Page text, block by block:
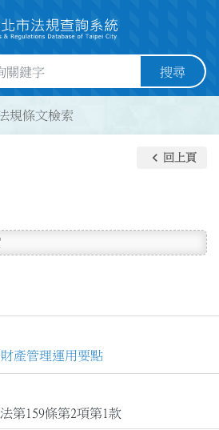
位 搜尋
規條文檢索
keyboard_arrow_left 回上頁
產管理運用要點
第159條第2項第1款